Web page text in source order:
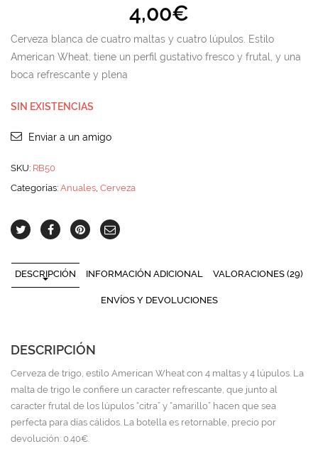
4,00€
Cerveza blanca de cuatro maltas y cuatro lúpulos. Estilo
American Wheat, tiene un perfil gustativo fresco y frutal, y una
boca refrescante y plena
SIN EXISTENCIAS
Enviar a un amigo
SKU: RB50
Categorías: Anuales, Cerveza
DESCRIPCIÓN INFORMACIÓN ADICIONAL VALORACIONES (29)
ENVÍOS Y DEVOLUCIONES
DESCRIPCIÓN
Cerveza de trigo, estilo American Wheat con 4 maltas y 4 lúpulos. La
malta de trigo le confiere un caracter refrescante, que junto al
caracter frutal de los lúpulos “citra” y “amarillo” hacen que sea
perfecta para días cálidos. La botella es retornable, precio por
devolución: 0.40€.